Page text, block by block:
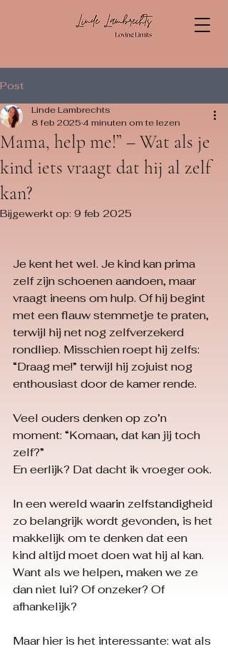
Post
Mama, help me!” – Wat als je
kind iets vraagt dat hij al zelf
kan?
Linde Lambrechts
8 feb 2025 4 minuten om te lezen
Bijgewerkt op: 9 feb 2025
Je kent het wel. Je kind kan prima
zelf zijn schoenen aandoen, maar
vraagt ineens om hulp. Of hij begint
met een flauw stemmetje te praten,
terwijl hij net nog zelfverzekerd
rondliep. Misschien roept hij zelfs:
“Draag me!” terwijl hij zojuist nog
enthousiast door de kamer rende.
Veel ouders denken op zo’n
moment: “Komaan, dat kan jij toch
zelf?”
En eerlijk? Dat dacht ik vroeger ook.
In een wereld waarin zelfstandigheid
zo belangrijk wordt gevonden, is het
makkelijk om te denken dat een
kind altijd moet doen wat hij al kan.
Want als we helpen, maken we ze
dan niet lui? Of onzeker? Of
afhankelijk?
Maar hier is het interessante: wat als